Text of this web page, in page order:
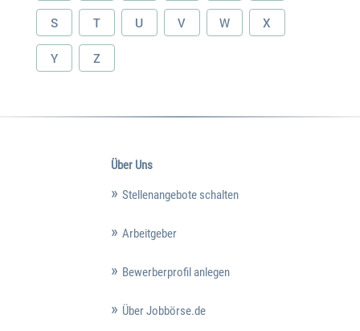
S T U V W X
Y Z
Über Uns
Stellenangebote schalten
Arbeitgeber
Bewerberprofil anlegen
Über Jobbörse.de